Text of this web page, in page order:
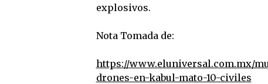
explosivos.
Nota Tomada de:
https://www.eluniversal.com.mx/
drones-en-kabul-mato-10-civiles